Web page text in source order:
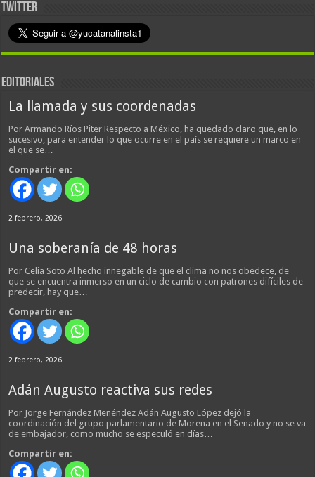
TWITTER
EDITORIALES
La llamada y sus coordenadas
Por Armando Ríos Piter Respecto a México, ha quedado claro que, en lo
sucesivo, para entender lo que ocurre en el país se requiere un marco en
el que se…
Compartir en:
2 febrero, 2026
Una soberanía de 48 horas
Por Celia Soto Al hecho innegable de que el clima no nos obedece, de
que se encuentra inmerso en un ciclo de cambio con patrones difíciles de
predecir, hay que…
Compartir en:
2 febrero, 2026
Adán Augusto reactiva sus redes
Por Jorge Fernández Menéndez Adán Augusto López dejó la
coordinación del grupo parlamentario de Morena en el Senado y no se va
de embajador, como mucho se especuló en días…
Compartir en: